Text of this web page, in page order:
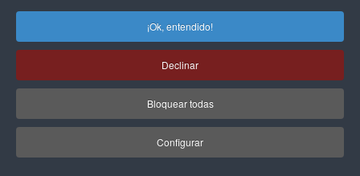
¡Ok, entendido!
Declinar
Bloquear todas
Configurar
empresarial, donde figuran empresas como HP y la
Caixa.